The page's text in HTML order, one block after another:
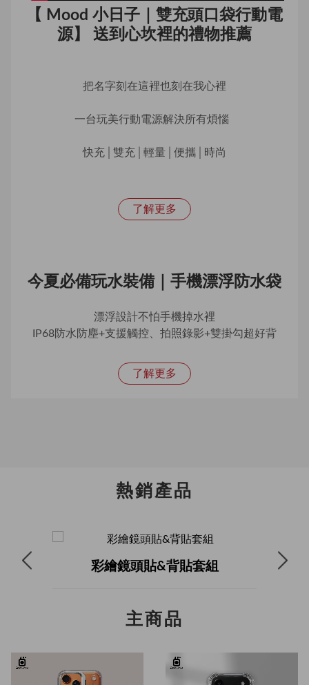
【 Mood 小日子｜雙充頭口袋行動電
源】 送到心坎裡的禮物推薦
把名字刻在這裡也刻在我心裡
一台玩美行動電源解決所有煩惱
快充│雙充│輕量│便攜│時尚
了解更多
今夏必備玩水裝備｜手機漂浮防水袋
漂浮設計不怕手機掉水裡
IP68防水防塵+支援觸控、拍照錄影+雙掛勾超好背
了解更多
熱銷產品
彩繪鏡頭貼&背貼套組
主商品